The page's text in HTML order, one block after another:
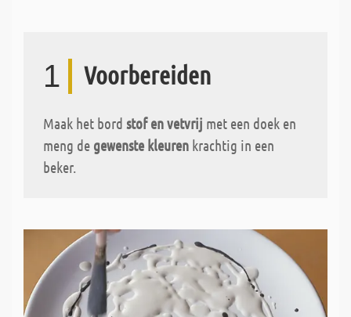
1 Voorbereiden
Maak het bord stof en vetvrij met een doek en
meng de gewenste kleuren krachtig in een
beker.